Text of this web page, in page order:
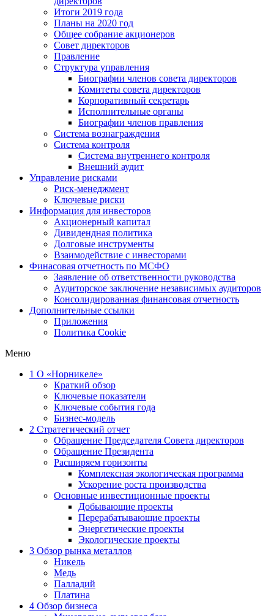
Итоги 2019 года
Планы на 2020 год
Общее собрание акционеров
Совет директоров
Правление
Структура управления
Биографии членов совета директоров
Комитеты совета директоров
Корпоративный секретарь
Исполнительные органы
Биографии членов правления
Система вознаграждения
Система контроля
Система внутреннего контроля
Внешний аудит
Управление рисками
Риск-менеджмент
Ключевые риски
Информация для инвесторов
Акционерный капитал
Дивидендная политика
Долговые инструменты
Взаимодействие с инвеcторами
Финасовая отчетность по МСФО
Заявление об ответственности руководства
Аудиторское заключение независимых аудиторов
Консолидированная финансовая отчетность
Дополнительные ссылки
Приложения
Политика Cookie
Меню
1 О «Норникеле»
Краткий обзор
Ключевые показатели
Ключевые события года
Бизнес-модель
2 Стратегический отчет
Обращение Председателя Совета директоров
Обращение Президента
Расширяем горизонты
Комплексная экологическая программа
Ускорение роста производства
Основные инвестиционные проекты
Добывающие проекты
Перерабатывающие проекты
Энергетические проекты
Экологические проекты
3 Обзор рынка металлов
Никель
Медь
Палладий
Платина
4 Обзор бизнеса